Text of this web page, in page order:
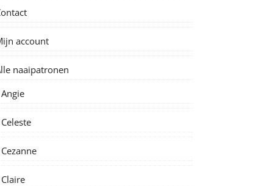
account
naaipatronen
Angie
Celeste
Cezanne
Claire